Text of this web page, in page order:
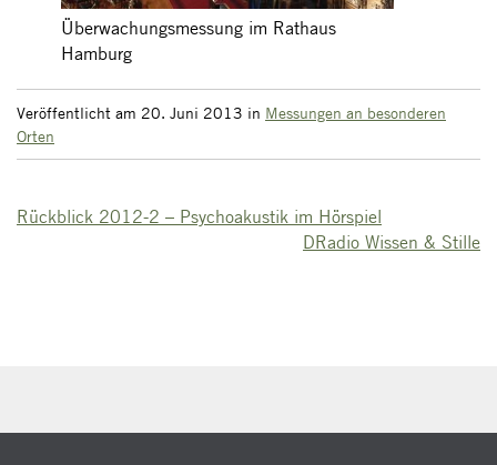
Überwachungsmessung im Rathaus
Hamburg
Veröffentlicht am 20. Juni 2013 in Messungen an besonderen
Orten
Rückblick 2012-2 – Psychoakustik im Hörspiel
DRadio Wissen & Stille